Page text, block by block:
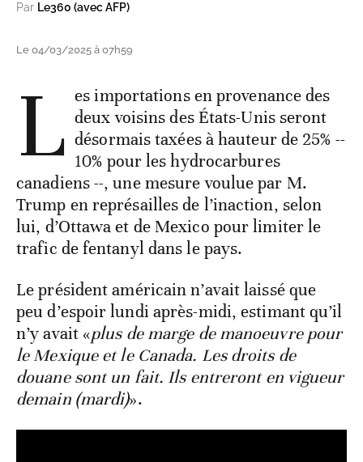
Par Le360 (avec AFP)
Le 04/03/2025 à 07h59
L es importations en provenance des
deux voisins des États-Unis seront
désormais taxées à hauteur de 25% --
10% pour les hydrocarbures
canadiens --, une mesure voulue par M.
Trump en représailles de l’inaction, selon
lui, d’Ottawa et de Mexico pour limiter le
trafic de fentanyl dans le pays.
Le président américain n’avait laissé que
peu d’espoir lundi après-midi, estimant qu’il
n’y avait «plus de marge de manoeuvre pour
le Mexique et le Canada. Les droits de
douane sont un fait. Ils entreront en vigueur
demain (mardi)».